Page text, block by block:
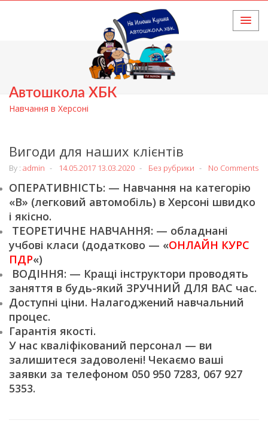
Автошкола ХБК
Навчання в Херсоні
HOME
Вигоди для наших клієнтів
By : admin 14.05.2017 13.03.2020 Без рубрики No Comments
ОПЕРАТИВНІСТЬ: — Навчання на категорію
«В» (легковий автомобіль) в Херсоні швидко
і якісно.
ТЕОРЕТИЧНЕ НАВЧАННЯ: — обладнані
учбові класи (додатково — «ОНЛАЙН КУРС
ПДР«)
ВОДІННЯ: — Кращі інструктори проводять
заняття в будь-який ЗРУЧНИЙ ДЛЯ ВАС час.
Доступні ціни. Налагоджений навчальний
процес.
Гарантія якості.
У нас кваліфікований персонал — ви
залишитеся задоволені! Чекаємо ваші
заявки за телефоном 050 950 7283, 067 927
5353.